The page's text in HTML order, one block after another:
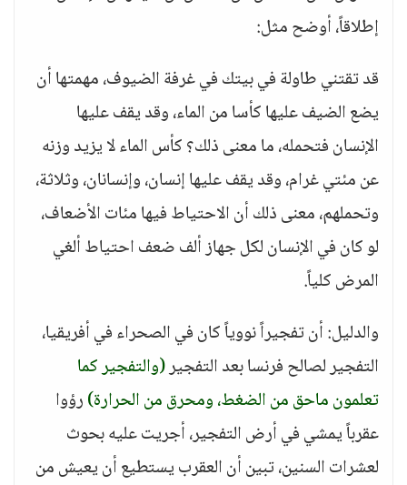
إطلاقاً، أوضح مثل:
قد تقتني طاولة في بيتك في غرفة الضيوف، مهمتها أن
يضع الضيف عليها كأسا من الماء، وقد يقف عليها
الإنسان فتحمله، ما معنى ذلك؟ كأس الماء لا يزيد وزنه
عن مئتي غرام، وقد يقف عليها إنسان، وإنسانان، وثلاثة،
وتحملهم، معنى ذلك أن الاحتياط فيها مئات الأضعاف،
لو كان في الإنسان لكل جهاز ألف ضعف احتياط ألغي
المرض كلياً.
والدليل: أن تفجيراً نووياً كان في الصحراء في أفريقيا،
التفجير لصالح فرنسا بعد التفجير(والتفجير كما
تعلمون ماحق من الضغط، ومحرق من الحرارة)رؤوا
عقرباً يمشي في أرض التفجير، أجريت عليه بحوث
لعشرات السنين، تبين أن العقرب يستطيع أن يعيش من